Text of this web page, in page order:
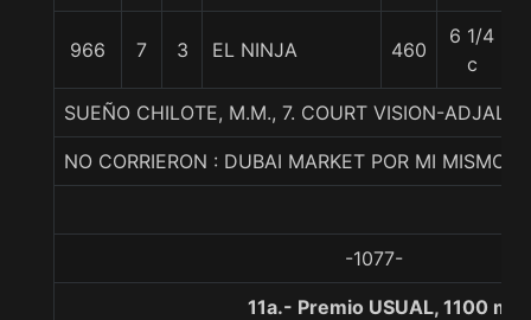
966 7 3 EL NINJA 460
6 1/4
c
SUEÑO CHILOTE, M.M., 7. COURT VISION-
NO CORRIERON : DUBAI MARKET POR MI MISMO
-1077-
11a.- Premio USUAL, 1100